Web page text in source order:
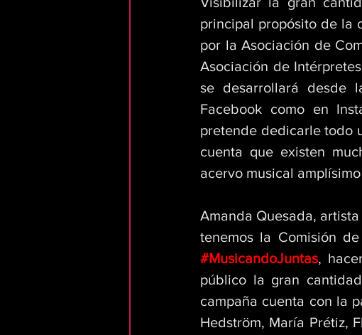
principal propósito de la
por la Asociación de
Asociación de
se desarrollará desde
Facebook como en
pretende dedicarle todo
cuenta que existen
acervo musical
Amanda Quesada,
#MusicandoJuntas,
público la gran
campaña cuenta con la
Hedström, María Prétiz,